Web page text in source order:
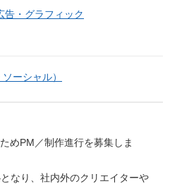
告・グラフィック
ーシャル）
めPM／制作進行を募集しま
なり、社内外のクリエイターや